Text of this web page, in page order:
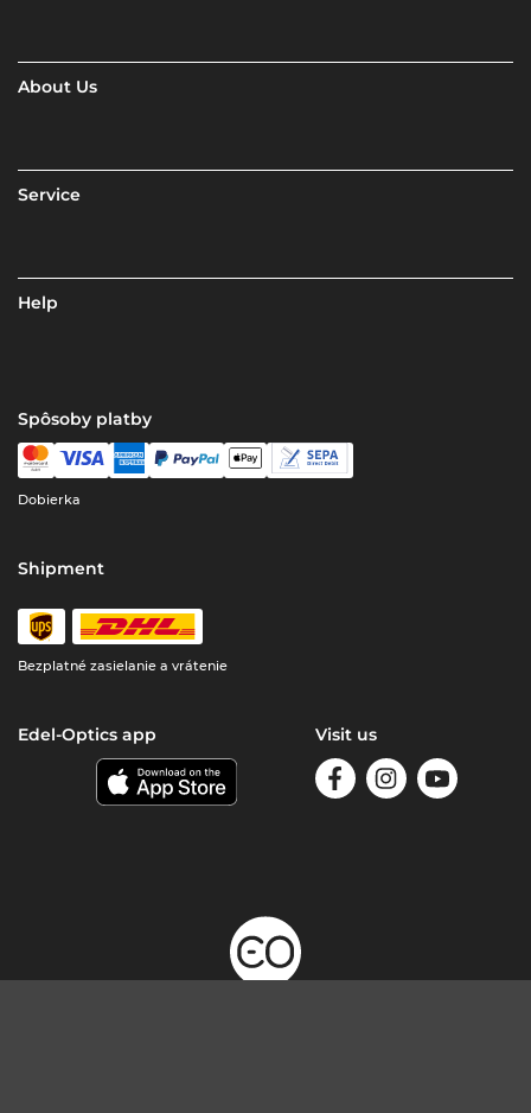
About Us
Service
Help
Spôsoby platby
Dobierka
Shipment
Bezplatné zasielanie a vrátenie
Edel-Optics app Visit us